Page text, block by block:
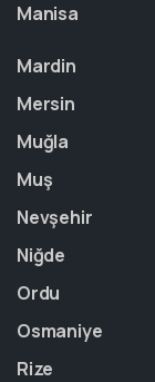
Manisa
Mardin
Mersin
Muğla
Muş
Nevşehir
Niğde
Ordu
Osmaniye
Rize